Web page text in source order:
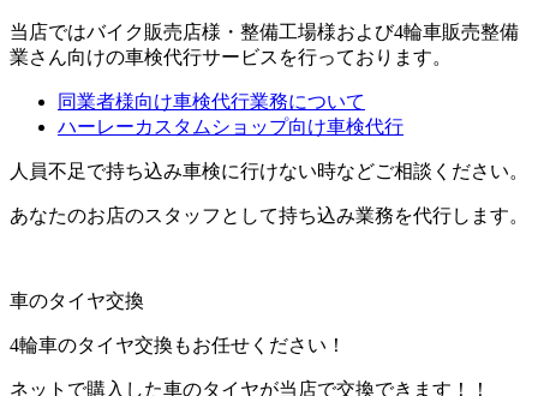
当店ではバイク販売店様・整備工場様および4輪車販売整備
業さん向けの車検代行サービスを行っております。
同業者様向け車検代行業務について
ハーレーカスタムショップ向け車検代行
人員不足で持ち込み車検に行けない時などご相談ください。
あなたのお店のスタッフとして持ち込み業務を代行します。
車のタイヤ交換
4輪車のタイヤ交換もお任せください！
ネットで購入した車のタイヤが当店で交換できます！！